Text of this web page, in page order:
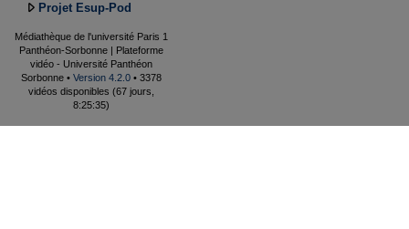
Projet Esup-Pod
Médiathèque de l'université Paris 1
Panthéon-Sorbonne | Plateforme
vidéo - Université Panthéon
Sorbonne • Version 4.2.0 • 3378
vidéos disponibles (67 jours,
8:25:35)